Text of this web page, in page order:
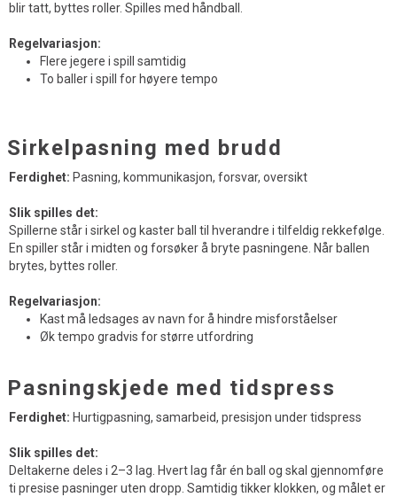
blir tatt, byttes roller. Spilles med håndball.
Regelvariasjon:
Flere jegere i spill samtidig
To baller i spill for høyere tempo
Sirkelpasning med brudd
Ferdighet: Pasning, kommunikasjon, forsvar, oversikt
Slik spilles det:
Spillerne står i sirkel og kaster ball til hverandre i tilfeldig rekkefølge.
En spiller står i midten og forsøker å bryte pasningene. Når ballen
brytes, byttes roller.
Regelvariasjon:
Kast må ledsages av navn for å hindre misforståelser
Øk tempo gradvis for større utfordring
Pasningskjede med tidspress
Ferdighet: Hurtigpasning, samarbeid, presisjon under tidspress
Slik spilles det:
Deltakerne deles i 2–3 lag. Hvert lag får én ball og skal gjennomføre
ti presise pasninger uten dropp. Samtidig tikker klokken, og målet er